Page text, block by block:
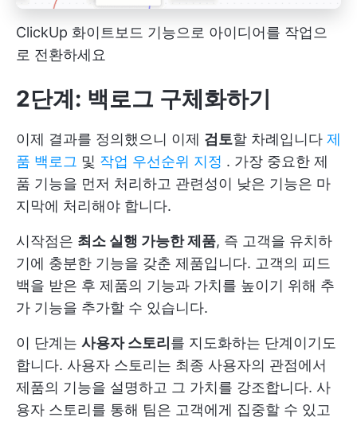
ClickUp 화이트보드 기능으로 아이디어를 작업으
로 전환하세요
2단계: 백로그 구체화하기
이제 결과를 정의했으니 이제 검토할 차례입니다 제
품 백로그 및 작업 우선순위 지정 . 가장 중요한 제
품 기능을 먼저 처리하고 관련성이 낮은 기능은 마
지막에 처리해야 합니다.
시작점은 최소 실행 가능한 제품, 즉 고객을 유치하
기에 충분한 기능을 갖춘 제품입니다. 고객의 피드
백을 받은 후 제품의 기능과 가치를 높이기 위해 추
가 기능을 추가할 수 있습니다.
이 단계는 사용자 스토리를 지도화하는 단계이기도
합니다. 사용자 스토리는 최종 사용자의 관점에서
제품의 기능을 설명하고 그 가치를 강조합니다. 사
용자 스토리를 통해 팀은 고객에게 집중할 수 있고